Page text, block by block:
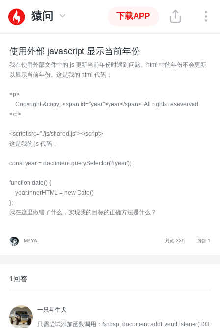
猿问 下载APP
使用外部 javascript 显示当前年份
我在使用外部文件中的 js 更新当前年份时遇到问题。html 中的年份不会更新
以显示当前年份。这是我的 html 代码；
<p>
Copyright &copy; <span id="year">year</span>. All rights reseverved.
</p>
<script src="./js/shared.js"></script>
这是我的 js 代码；
const year = document.querySelector('#year');
function date() {
year.innerHTML = new Date()
};
我在这里做错了什么，实现我的目标的正确方法是什么？
MYYA 浏览 339 回答 1
1回答
一只斗牛犬
只需尝试添加函数调用：&nbsp; document.addEventListener('DO